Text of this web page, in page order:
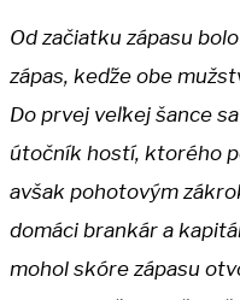
Od začiatku zápasu
zápas, keďže obe
Do prvej veľkej šance
útočník hostí, ktorého
avšak pohotovým
domáci brankár a
mohol skóre zápasu